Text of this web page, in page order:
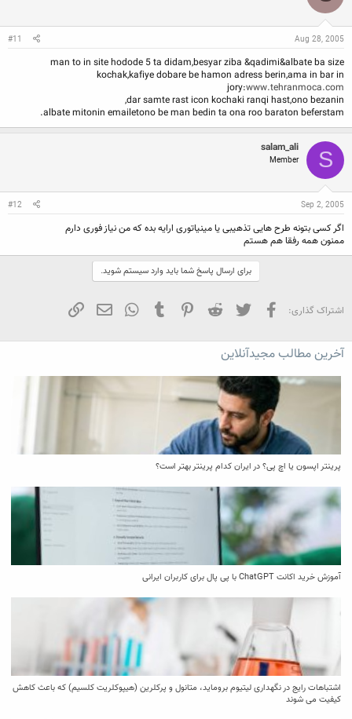
Aug 28, 2005
#11
man to in site hodode 5 ta didam,besyar ziba &qadimi&albate ba size
kochak,kafiye dobare be hamon adress berin,ama in bar in
jory:www.tehranmoca.com
dar samte rast icon kochaki ranqi hast,ono bezanin,
albate mitonin emailetono be man bedin ta ona roo baraton beferstam.
S
salam_ali
Member
Sep 2, 2005
#12
اگر کسی بتونه طرح هایی تذهیبی یا مینیاتوری ارایه بده که من نیاز فوری دارم
ممنون همه رفقا هم هستم
برای ارسال پاسخ شما باید وارد سیستم شوید.
اشتراک گذاری: فیسبوک تویتر Reddit
Pinterest
Tumblr
WhatsApp
ایمیل
آخرین مطالب مجیدآنلاین
پرینتر اپسون یا اچ پی؟ در ایران کدام پرینتر بهتر است؟
آموزش خرید اکانت ChatGPT با پی پال برای کاربران ایرانی
اشتباهات رایج در نگهداری لیتیوم بروماید، متانول و پرکلرین (هیپوکلریت کلسیم) که باعث کاهش
کیفیت می‌ شوند